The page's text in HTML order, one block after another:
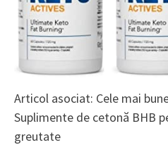
Articol asociat: Cele mai
Suplimente de cetonă BHB
greutate